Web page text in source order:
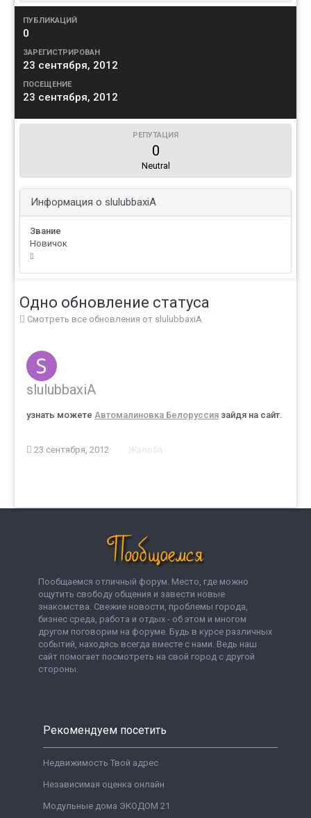
ПУБЛИКАЦИЙ
0
ЗАРЕГИСТРИРОВАН
23 сентября, 2012
ПОСЕЩЕНИЕ
23 сентября, 2012
РЕПУТАЦИЯ
0
Neutral
Информация о slulubbaxiA
Звание
Новичок
Одно обновление статуса
Смотреть все обновления от slulubbaxiA
slulubbaxiA
узнать можете Автомалиновка Белоруссия зайдя на сайт.
23 сентября, 2012 Жалоба
Пообщаемся отличный форум. Место, где можно
ощутить свободу общения и завести новые
знакомства. Свежие новости, проблемы города,
бизнес среда, работа и отдых - об этом и многом
другом поговорим на форуме. Будь в курсе различных
событий, находясь всегда вместе с нами. Ведь наш
сайт помогает посмотреть на свой город с другой
стороны.
Рекомендуем посетить
Недвижимость Твой адрес
Независимая оценка онлайн
Модульные дома ЭКОДОМ 21